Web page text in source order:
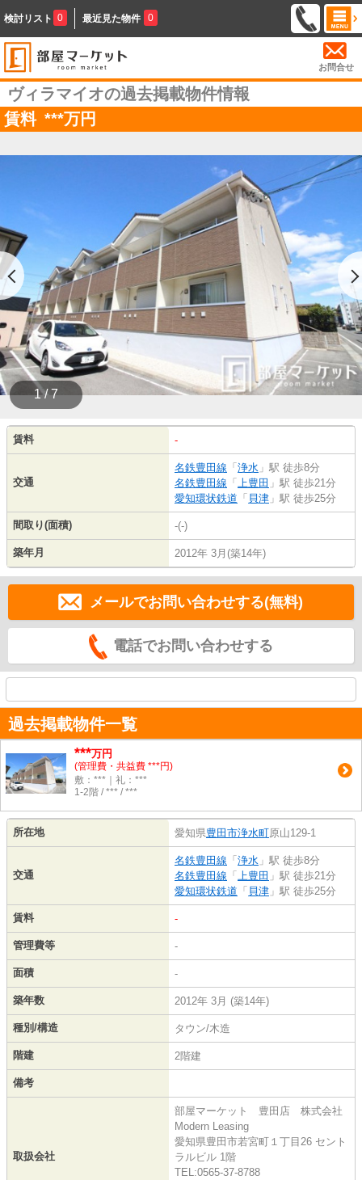
検討リスト 0 最近見た物件 0
お問合せ
ヴィラマイオの過去掲載物件情報
賃料 ***万円
1 / 7
賃料 -
交通
名鉄豊田線 「 浄水 」駅 徒歩8分
名鉄豊田線 「 上豊田 」駅 徒歩21分
愛知環状鉄道 「 貝津 」駅 徒歩25分
間取り(面積) -(-)
築年月 2012年 3月(築14年)
メールでお問い合わせする(無料)
電話でお問い合わせする
過去掲載物件一覧
***万円
(管理費・共益費 ***円)
敷：***｜礼：***
1-2階 / *** / ***
所在地 愛知県豊田市浄水町原山129-1
交通
名鉄豊田線 「 浄水 」駅 徒歩8分
名鉄豊田線 「 上豊田 」駅 徒歩21分
愛知環状鉄道 「 貝津 」駅 徒歩25分
賃料 -
管理費等 -
面積 -
築年数 2012年 3月 (築14年)
種別/構造 タウン/木造
階建 2階建
備考
取扱会社
部屋マーケット 豊田店 株式会社
Modern Leasing
愛知県豊田市若宮町１丁目26 セント
ラルビル 1階
TEL:0565-37-8788